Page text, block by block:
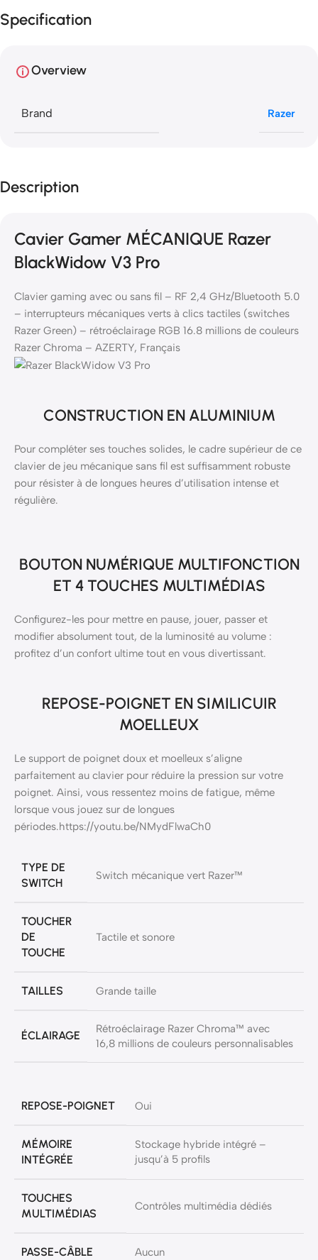
Specification
Overview
Brand Razer
Description
Cavier Gamer MÉCANIQUE Razer
BlackWidow V3 Pro
Clavier gaming avec ou sans fil – RF 2,4 GHz/Bluetooth 5.0
– interrupteurs mécaniques verts à clics tactiles (switches
Razer Green) – rétroéclairage RGB 16.8 millions de couleurs
Razer Chroma – AZERTY, Français
CONSTRUCTION EN ALUMINIUM
Pour compléter ses touches solides, le cadre supérieur de ce
clavier de jeu mécanique sans fil est suffisamment robuste
pour résister à de longues heures d’utilisation intense et
régulière.
BOUTON NUMÉRIQUE MULTIFONCTION
ET 4 TOUCHES MULTIMÉDIAS
Configurez-les pour mettre en pause, jouer, passer et
modifier absolument tout, de la luminosité au volume :
profitez d’un confort ultime tout en vous divertissant.
REPOSE-POIGNET EN SIMILICUIR
MOELLEUX
Le support de poignet doux et moelleux s’aligne
parfaitement au clavier pour réduire la pression sur votre
poignet. Ainsi, vous ressentez moins de fatigue, même
lorsque vous jouez sur de longues
périodes.https://youtu.be/NMydFlwaCh0
TYPE DE
SWITCH
Switch mécanique vert Razer™
TOUCHER
DE
TOUCHE
Tactile et sonore
TAILLES Grande taille
ÉCLAIRAGE
Rétroéclairage Razer Chroma™ avec
16,8 millions de couleurs personnalisables
REPOSE-POIGNET Oui
MÉMOIRE
INTÉGRÉE
Stockage hybride intégré –
jusqu’à 5 profils
TOUCHES
MULTIMÉDIAS
Contrôles multimédia dédiés
PASSE-CÂBLE Aucun